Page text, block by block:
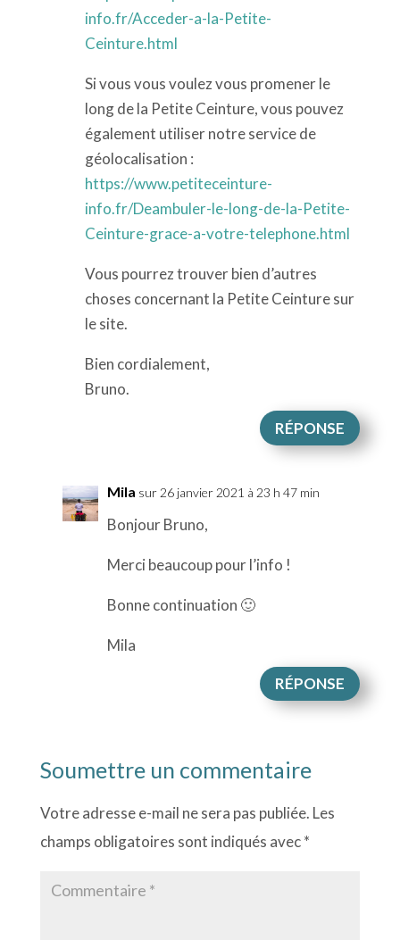
info.fr/Acceder-a-la-Petite-
Ceinture.html
Si vous vous voulez vous promener le
long de la Petite Ceinture, vous pouvez
également utiliser notre service de
géolocalisation :
https://www.petiteceinture-
info.fr/Deambuler-le-long-de-la-Petite-
Ceinture-grace-a-votre-telephone.html
Vous pourrez trouver bien d’autres
choses concernant la Petite Ceinture sur
le site.
Bien cordialement,
Bruno.
RÉPONSE
Mila sur 26 janvier 2021 à 23 h 47 min
Bonjour Bruno,
Merci beaucoup pour l’info !
Bonne continuation 🙂
Mila
RÉPONSE
Soumettre un commentaire
Votre adresse e-mail ne sera pas publiée. Les
champs obligatoires sont indiqués avec*